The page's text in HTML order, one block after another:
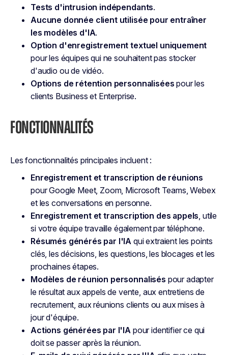
Tests d'intrusion indépendants.
Aucune donnée client utilisée pour entraîner
les modèles d'IA.
Option d'enregistrement textuel uniquement
pour les équipes qui ne souhaitent pas stocker
d'audio ou de vidéo.
Options de rétention personnalisées pour les
clients Business et Enterprise.
FONCTIONNALITÉS
Les fonctionnalités principales incluent :
Enregistrement et transcription de réunions
pour Google Meet, Zoom, Microsoft Teams, Webex
et les conversations en personne.
Enregistrement et transcription des appels, utile
si votre équipe travaille également par téléphone.
Résumés générés par l'IA qui extraient les points
clés, les décisions, les questions, les blocages et les
prochaines étapes.
Modèles de réunion personnalisés pour adapter
le résultat aux appels de vente, aux entretiens de
recrutement, aux réunions clients ou aux mises à
jour d'équipe.
Actions générées par l'IA pour identifier ce qui
doit se passer après la réunion.